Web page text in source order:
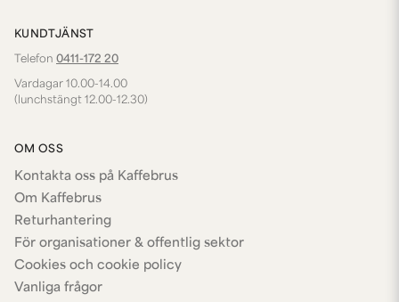
KUNDTJÄNST
Telefon 0411-172 20
Vardagar 10.00-14.00
(lunchstängt 12.00-12.30)
OM OSS
Kontakta oss på Kaffebrus
Om Kaffebrus
Returhantering
För organisationer & offentlig sektor
Cookies och cookie policy
Vanliga frågor